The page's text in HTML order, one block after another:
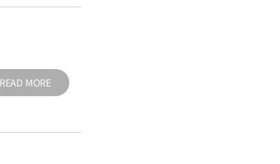
READ MORE